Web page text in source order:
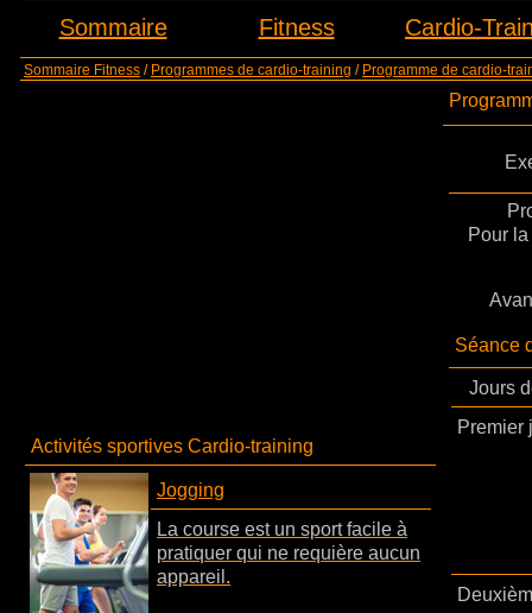
Sommaire Fitness Cardio-
Sommaire Fitness / Programmes de cardio-training / Programme de cardio-
Activités sportives Cardio-training
Jogging
La course est un sport facile à
pratiquer qui ne requière aucun
appareil.
Pour
Séance
Jours
Premier